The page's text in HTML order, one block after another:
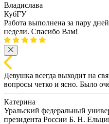
Владислава
КубГУ
Работа выполнена за пару
недели. Спасибо Вам!
Девушка всегда выходит на
вопросы четко и ясно. Было
Катерина
Уральский федеральный
президента России Б. Н.